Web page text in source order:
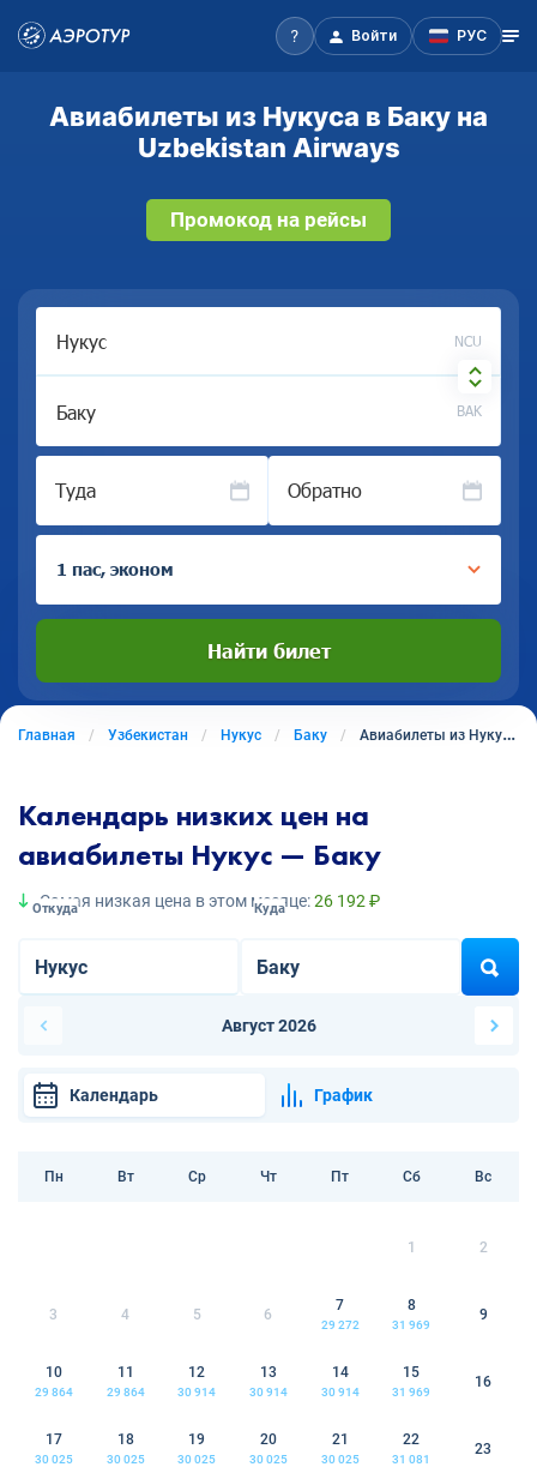
Войти РУС
Авиабилеты из Нукуса в Баку на
Uzbekistan Airways
Промокод на рейсы
NCU
BAK
Туда Обратно
1 пас, эконом
Найти билет
Главная Узбекистан Нукус Баку Авиабилеты из Нукуса в Баку
Календарь низких цен на
авиабилеты Нукус — Баку
Самая низкая цена в этом месяце:26 192 ₽
Откуда Куда
Август 2026
Календарь График
Пн Вт Ср Чт Пт Сб Вс
1 2
3 4 5 6
7
29 272
8
31 969
9
10
29 864
11
29 864
12
30 914
13
30 914
14
30 914
15
31 969
16
17
30 025
18
30 025
19
30 025
20
30 025
21
30 025
22
31 081
23